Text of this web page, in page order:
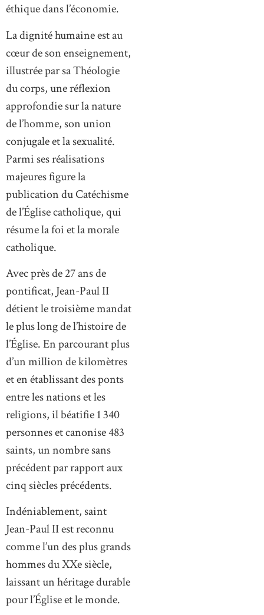
éthique dans l’économie.
La dignité humaine est au
cœur de son enseignement,
illustrée par sa Théologie
du corps, une réflexion
approfondie sur la nature
de l’homme, son union
conjugale et la sexualité.
Parmi ses réalisations
majeures figure la
publication du Catéchisme
de l’Église catholique, qui
résume la foi et la morale
catholique.
Avec près de 27 ans de
pontificat, Jean-Paul II
détient le troisième mandat
le plus long de l’histoire de
l’Église. En parcourant plus
d’un million de kilomètres
et en établissant des ponts
entre les nations et les
religions, il béatifie 1 340
personnes et canonise 483
saints, un nombre sans
précédent par rapport aux
cinq siècles précédents.
Indéniablement, saint
Jean-Paul II est reconnu
comme l’un des plus grands
hommes du XXe siècle,
laissant un héritage durable
pour l’Église et le monde.